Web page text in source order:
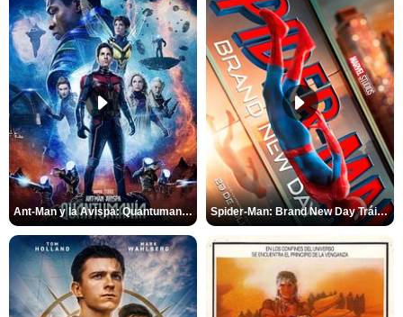
Ant-Man y la Avispa: Quantumanía Tráiler (2) Spider-Man: Brand New Day Tráiler (3)